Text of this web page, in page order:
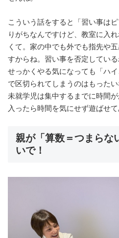
こういう話をすると「習い事は
りがちなんですけど、教室に入
くて。家の中でも外でも指先や
すからね。習い事を否定してい
せっかくやる気になっても「ハ
で区切られてしまうのはもった
未就学児は集中するまでに時間
入ったら時間を気にせず遊ばせ
親が「算数＝つまらな
いで！